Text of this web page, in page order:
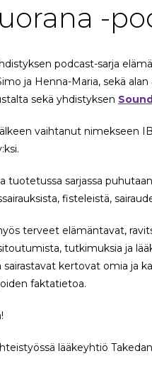
-
podcast-sarja
ja Henna-Maria, sekä
sekä yhdistyksen
vaihtanut nimekseen
tuotetussa sarjassa
fisteleistä,
terveet elämäntavat,
tutkimuksia ja
sairastavat kertovat omia ja
faktatietoa.
lääkeyhtiö